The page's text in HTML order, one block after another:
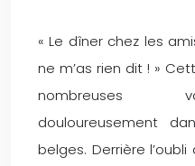
« Le dîner chez les
ne m’as rien dit ! »
nombreuses
douloureusement
belges. Derrière